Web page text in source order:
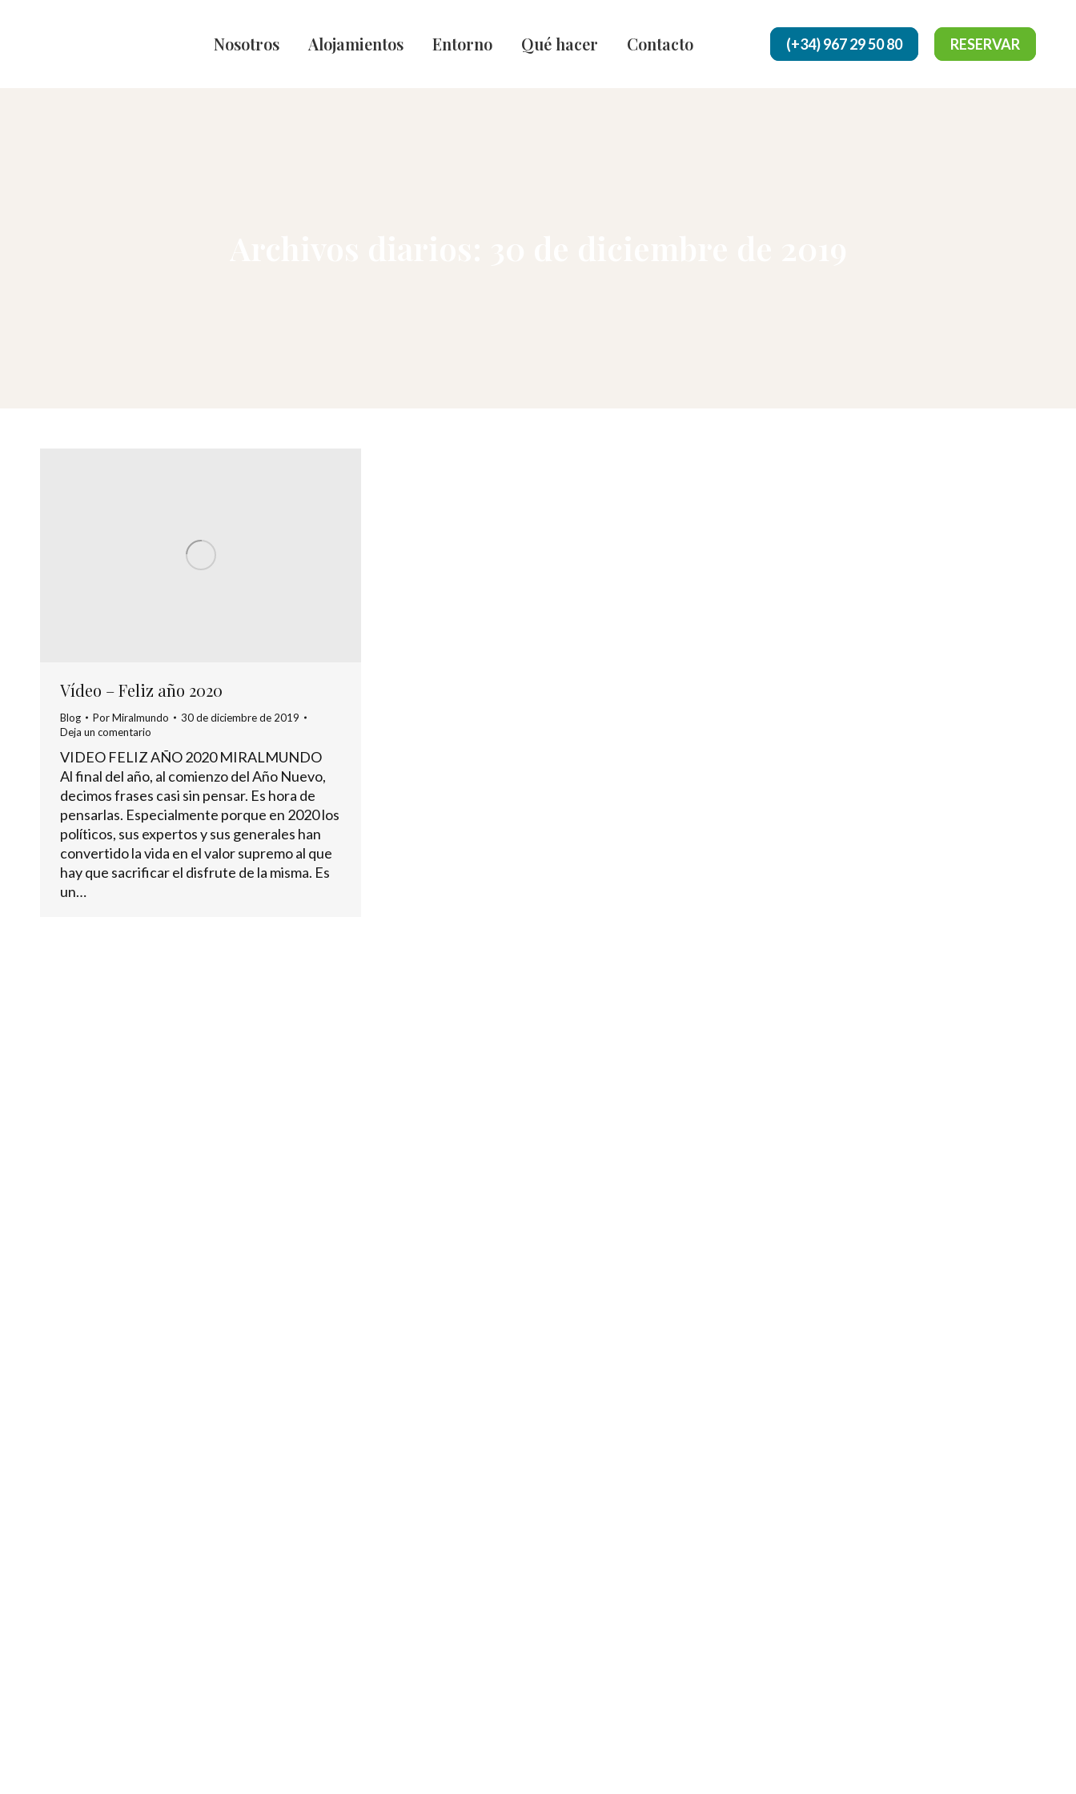
Nosotros Alojamientos Entorno Qué hacer Contacto (+34) 967 29 50 80 RESERVAR
Vídeo – Feliz año 2020
Blog PorMiralmundo
30 de diciembre de 2019
Deja un comentario
VIDEO FELIZ AÑO 2020 MIRALMUNDO
Al final del año, al comienzo del Año Nuevo,
decimos frases casi sin pensar. Es hora de
pensarlas. Especialmente porque en 2020 los
políticos, sus expertos y sus generales han
convertido la vida en el valor supremo al que
hay que sacrificar el disfrute de la misma. Es
un…